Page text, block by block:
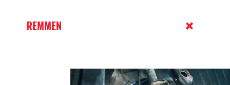
REMMEN